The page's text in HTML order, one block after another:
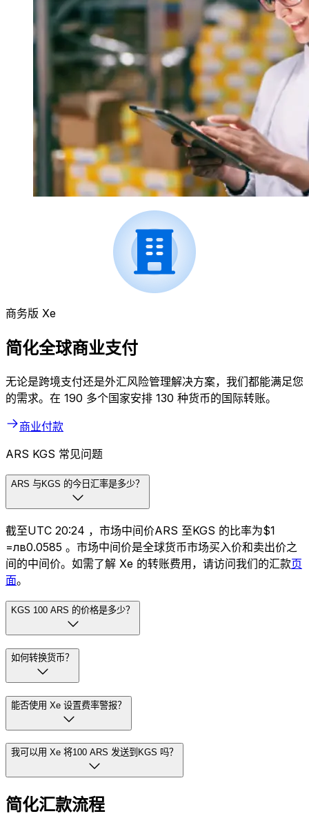
商务版 Xe
简化全球商业支付
无论是跨境支付还是外汇风险管理解决方案，我们都能满足您
的需求。在 190 多个国家安排 130 种货币的国际转账。
商业付款
ARS KGS 常见问题
ARS 与KGS 的今日汇率是多少？
截至UTC 20:24 ，市场中间价ARS 至KGS 的比率为$1
=лв0.0585 。市场中间价是全球货币市场买入价和卖出价之
间的中间价。如需了解 Xe 的转账费用，请访问我们的汇款页
面。
KGS 100 ARS 的价格是多少？
如何转换货币？
能否使用 Xe 设置费率警报？
我可以用 Xe 将100 ARS 发送到KGS 吗？
简化汇款流程